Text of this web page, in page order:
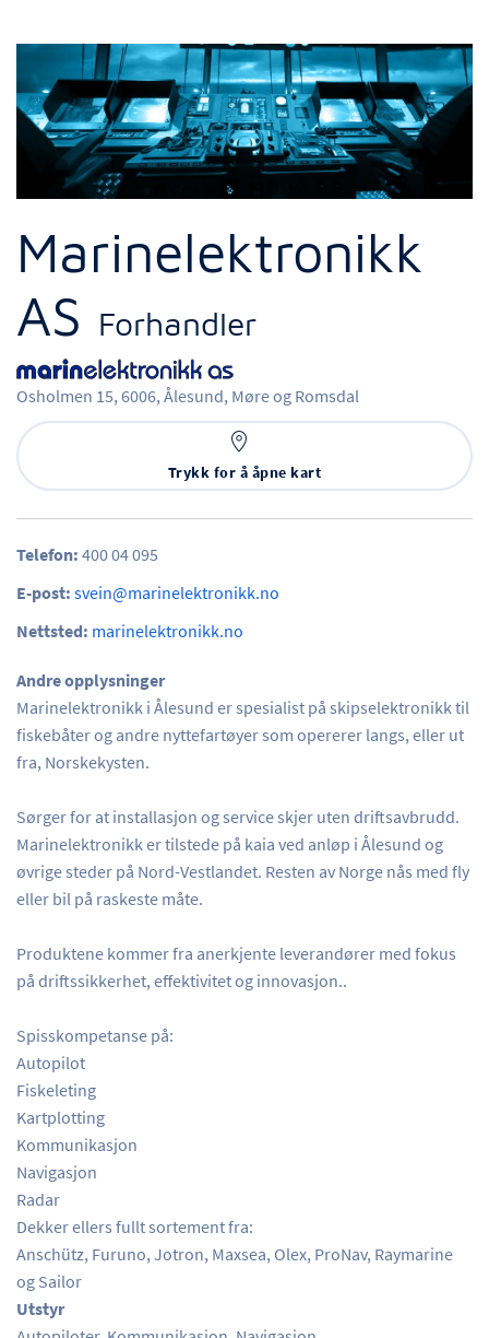
Marinelektronikk
AS Forhandler
Osholmen 15, 6006, Ålesund, Møre og Romsdal
Trykk for å åpne kart
Telefon: 400 04 095
E-post: svein@marinelektronikk.no
Nettsted: marinelektronikk.no
Andre opplysninger
Marinelektronikk i Ålesund er spesialist på skipselektronikk til
fiskebåter og andre nyttefartøyer som opererer langs, eller ut
fra, Norskekysten.
Sørger for at installasjon og service skjer uten driftsavbrudd.
Marinelektronikk er tilstede på kaia ved anløp i Ålesund og
øvrige steder på Nord-Vestlandet. Resten av Norge nås med fly
eller bil på raskeste måte.
Produktene kommer fra anerkjente leverandører med fokus
på driftssikkerhet, effektivitet og innovasjon..
Spisskompetanse på:
Autopilot
Fiskeleting
Kartplotting
Kommunikasjon
Navigasjon
Radar
Dekker ellers fullt sortement fra:
Anschütz, Furuno, Jotron, Maxsea, Olex, ProNav, Raymarine
og Sailor
Utstyr